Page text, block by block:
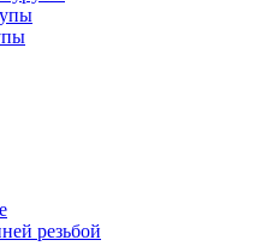
резьбой